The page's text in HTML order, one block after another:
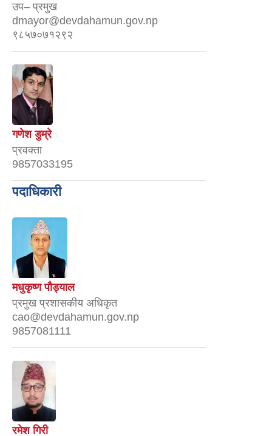
उप– प्रमुख
dmayor@devdahamun.gov.np
९८५७०७१२९२
गणेश डुम्रे
प्रवक्ता
9857033195
पदाधिकारी
मधुकृष्ण पौड्याल
प्रमुख प्रशासकीय अधिकृत
cao@devdahamun.gov.np
9857081111
रमेश गिरी